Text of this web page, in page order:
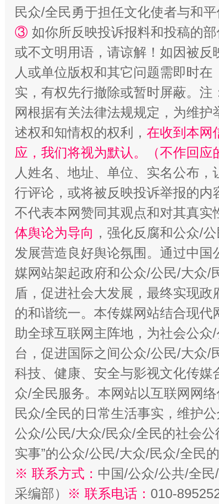
招工难、用工荒背后
民众/全民勇于担任文化使者与和
③ 如你所反映投诉报料和投稿的
或不文明用语，请谅解！如因被
人或单位版权和其它问题需即时在
实，有权先行撤除或暂时屏蔽。
网根据有关法律法规规定，为维
述权和知情权的权利， 在收到本网
应，我们将视为默认。（不作回应
人姓名、地址、单位、实名公布
行评论，或将被反映投诉举报的
不代表本网赞同其观点和对其真实
体舆论为导向 ，强化反腐和公众/
发展营造良好舆论氛围。通过中
媒网站架起政府和公众/公民/大众/
盾，促进社会大发展，最终实现
的和谐统一。本传媒网站结合现
助全球互联网主阵地，为社会公
台，促进国际之间公众/公民/大众/
科技、健康、安全与影视文化传
众/全民服务。本网站以互联网网
民众/全民的日常生活事实，维护
公众/公民/大众/民众/全民的社会公
实事”的公众/公民/大众/民众/全民
※ 联系方式： 中国/公众/公共/全
采编部） ※ 联系电话： 010-